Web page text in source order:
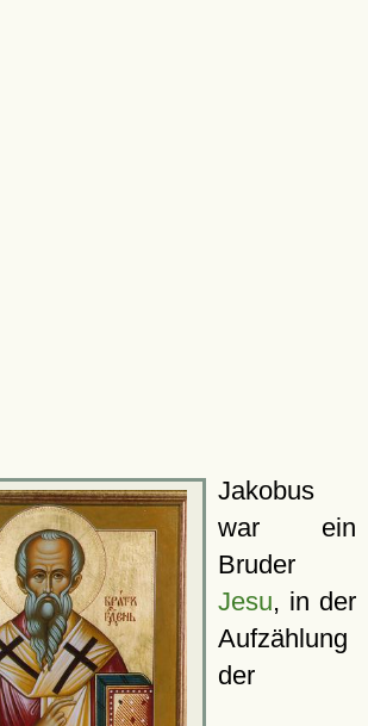
Jakobus
war ein
Bruder
Jesu, in der
Aufzählung
der